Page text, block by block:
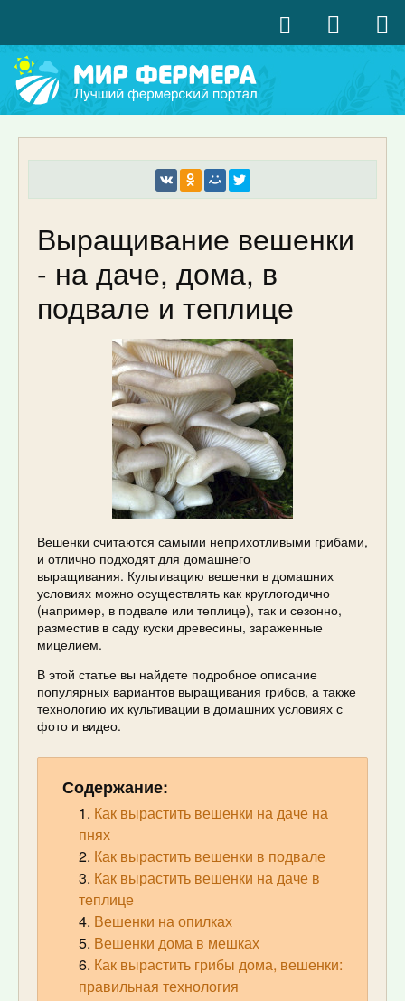
Выращивание вешенки
- на даче, дома, в
подвале и теплице
Вешенки считаются самыми неприхотливыми грибами,
и отлично подходят для домашнего
выращивания. Культивацию вешенки в домашних
условиях можно осуществлять как круглогодично
(например, в подвале или теплице), так и сезонно,
разместив в саду куски древесины, зараженные
мицелием.
В этой статье вы найдете подробное описание
популярных вариантов выращивания грибов, а также
технологию их культивации в домашних условиях с
фото и видео.
Содержание:
Как вырастить вешенки на даче на
пнях
Как вырастить вешенки в подвале
Как вырастить вешенки на даче в
теплице
Вешенки на опилках
Вешенки дома в мешках
Как вырастить грибы дома, вешенки:
правильная технология